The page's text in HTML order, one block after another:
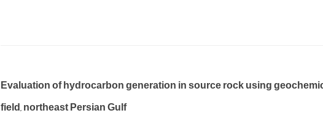
Evaluation of hydrocarbon generation in source rock using
field, northeast Persian Gulf